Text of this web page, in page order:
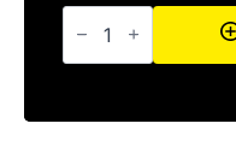
Turbo
Thunder